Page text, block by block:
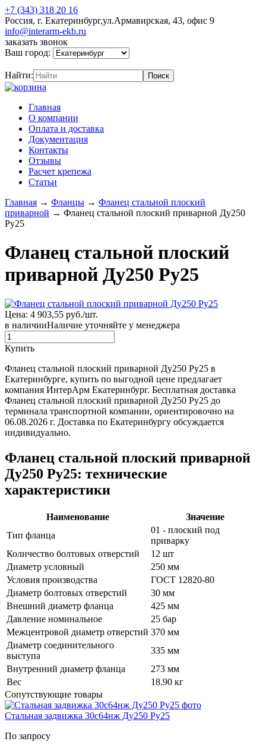
+7 (343) 318 20 16
Россия, г. Екатеринбург,ул.Армавирская, 43, офис 9
info@interarm-ekb.ru
заказать звонок
Ваш город:
Найти:
Главная
О компании
Оплата и доставка
Документация
Контакты
Отзывы
Расчет крепежа
Статьи
Главная → Фланцы → Фланец стальной плоский
приварной → Фланец стальной плоский приварной Ду250
Ру25
Фланец стальной плоский
приварной Ду250 Ру25
Цена: 4 903,55 руб./шт.
в наличииНаличие уточняйте у менеджера
Купить
Фланец стальной плоский приварной Ду250 Ру25 в
Екатеринбурге, купить по выгодной цене предлагает
компания ИнтерАрм Екатеринбург. Бесплатная доставка
Фланец стальной плоский приварной Ду250 Ру25 до
терминала транспортной компании, ориентировочно на
06.08.2026 г. Доставка по Екатеринбургу обсуждается
индивидуально.
Фланец стальной плоский приварной
Ду250 Ру25: технические
характеристики
Наименование
Значение
Тип фланца
01 - плоский под
приварку
Количество болтовых отверстий
12 шт
Диаметр условный
250 мм
Условия производства
ГОСТ 12820-80
Диаметр болтовых отверстий
30 мм
Внешний диаметр фланца
425 мм
Давление номинальное
25 бар
Межцентровой диаметр отверстий 370 мм
Диаметр соединительного
выступа
335 мм
Внутренний диаметр фланца
273 мм
Вес
18.90 кг
Сопутствующие товары
Стальная задвижка 30с64нж Ду250 Ру25
По запросу